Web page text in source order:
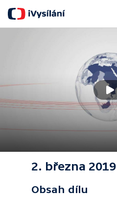
2. března 2019
Obsah dílu